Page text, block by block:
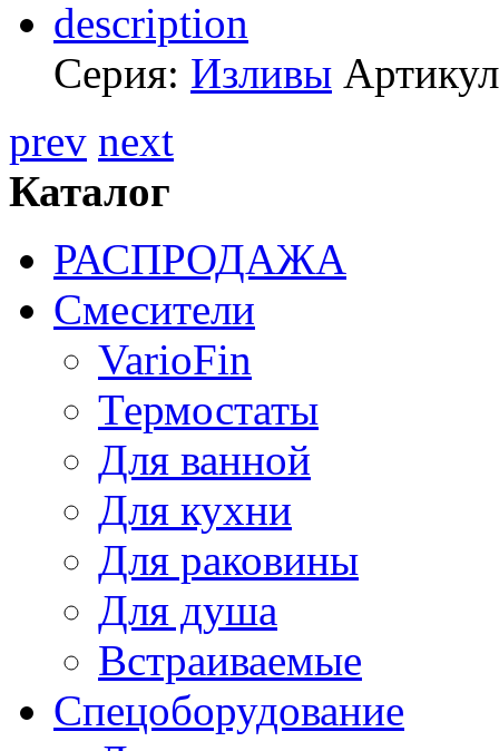
Серия: Изливы
prev next
Каталог
РАСПРОДАЖА
Смесители
VarioFin
Термостаты
Для ванной
Для кухни
Для раковины
Для душа
Встраиваемые
Спецоборудование